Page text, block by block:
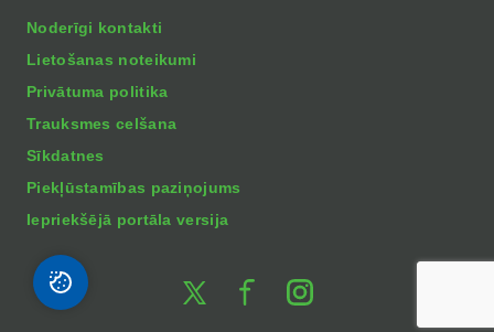
Noderīgi kontakti
Lietošanas noteikumi
Privātuma politika
Trauksmes celšana
Sīkdatnes
Piekļūstamības paziņojums
Iepriekšējā portāla versija